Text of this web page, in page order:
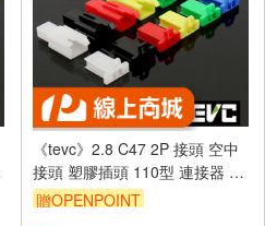
《tevc》2.8 C47 2P 接頭 空中
接頭 塑膠插頭 110型 連接器 快
速公母端子插座 電線接頭
贈OPENPOINT